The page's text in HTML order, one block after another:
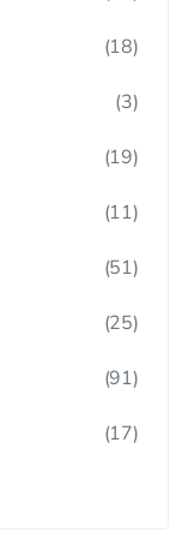
(18)
(3)
(19)
(11)
(51)
(25)
(91)
(17)